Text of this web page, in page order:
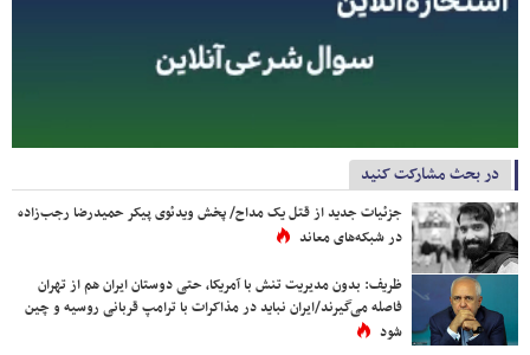
در بحث مشارکت کنید
جزئیات جدید از قتل یک مداح/ پخش ویدئوی پیکر حمیدرضا رجب‌زاده
در شبکه‌های معاند
ظریف: بدون مدیریت تنش با آمریکا، حتی دوستان ایران هم از تهران
فاصله می‌گیرند/ایران نباید در مذاکرات با ترامپ قربانی روسیه و چین
شود